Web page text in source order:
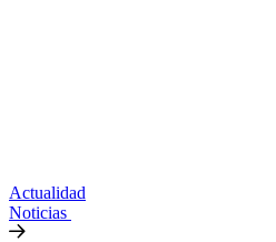
Actualidad
Noticias